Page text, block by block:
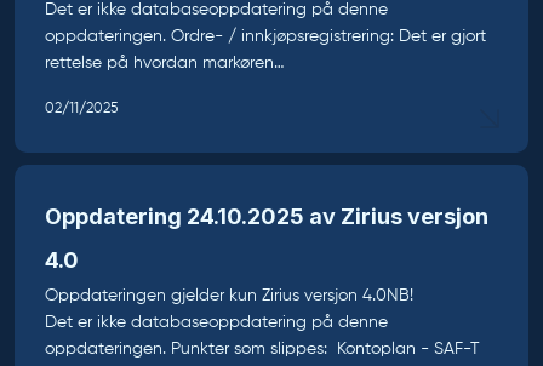
Det er ikke databaseoppdatering på denne
oppdateringen. Ordre- / innkjøpsregistrering: Det er gjort
rettelse på hvordan markøren…
02/11/2025
Oppdatering 24.10.2025 av Zirius versjon
4.0
Oppdateringen gjelder kun Zirius versjon 4.0NB!
Det er ikke databaseoppdatering på denne
oppdateringen. Punkter som slippes: Kontoplan - SAF-T